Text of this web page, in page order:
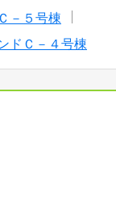
－５号棟
ドＣ－４号棟